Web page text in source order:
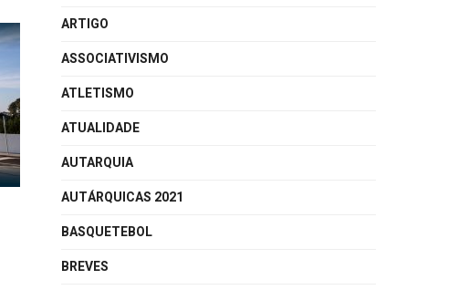
ARTIGO
ASSOCIATIVISMO
ATLETISMO
ATUALIDADE
AUTARQUIA
AUTÁRQUICAS 2021
BASQUETEBOL
BREVES